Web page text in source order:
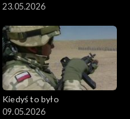
23.05.2026
Kiedyś to było
09.05.2026